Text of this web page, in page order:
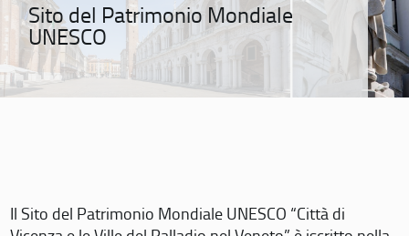
Sito del Patrimonio Mondiale
UNESCO
Il Sito del Patrimonio Mondiale UNESCO “Città di